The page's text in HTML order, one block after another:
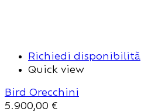
Richiedi disponibilità
Quick view
Bird Orecchini
5.900,00 €